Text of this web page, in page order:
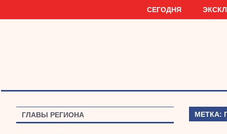
СЕГОДНЯ
МЕТКА:
ГЛАВЫ РЕГИОНА